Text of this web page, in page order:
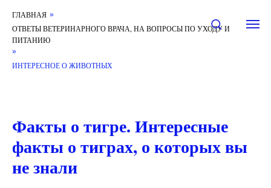
ГЛАВНАЯ »
ОТВЕТЫ ВЕТЕРИНАРНОГО ВРАЧА, НА ВОПРОСЫ ПО УХОДУ И
ПИТАНИЮ
»
ИНТЕРЕСНОЕ О ЖИВОТНЫХ
Факты о тигре. Интересные
факты о тиграх, о которых вы
не знали